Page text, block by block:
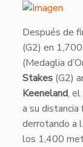
​Después de
(G2) en
(Medaglia
Stakes(G2)
Keeneland, el
a su
derrotando a
los 1,400